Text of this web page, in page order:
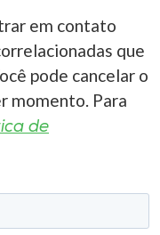
em contato
que
pode cancelar o
momento. Para
de